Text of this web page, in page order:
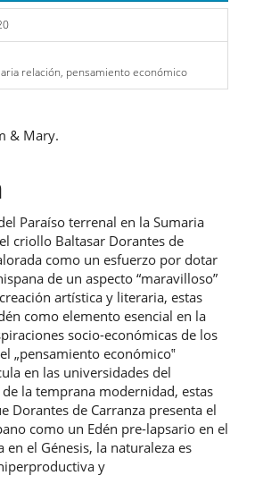
relación, pensamiento económico
& Mary.
Paraíso terrenal en la Sumaria
criollo Baltasar Dorantes de
como un esfuerzo por dotar
de un aspecto “maravilloso”
artística y literaria, estas
como elemento esencial en la
socio-económicas de los
„pensamiento económico‟
en las universidades del
la temprana modernidad, estas
Dorantes de Carranza presenta el
como un Edén pre-lapsario en el
en el Génesis, la naturaleza es
y